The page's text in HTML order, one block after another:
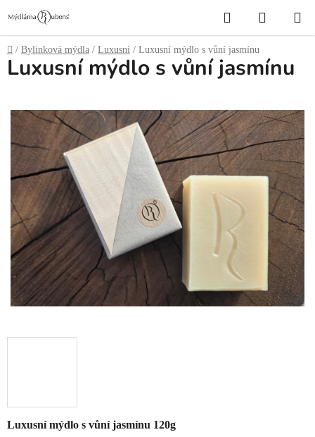
na
obsah
Hledat
KOŠÍK
Domů
/ Bylinková mýdla / Luxusní / Luxusní mýdlo s vůní jasmínu
Luxusní mýdlo s vůní jasmínu 120g
Luxusní mýdlo s vůní jasmínu